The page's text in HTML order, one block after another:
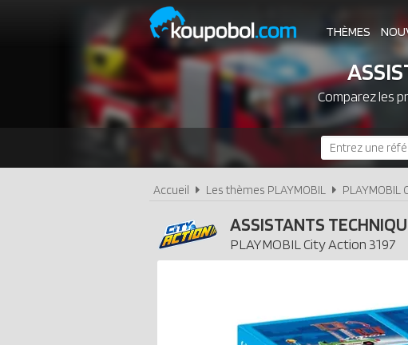
THÈMES
Comparez les
Accueil Les thèmes PLAYMOBIL PLAYMOBIL
ASSISTANTS
PLAYMOBIL City Action 3197